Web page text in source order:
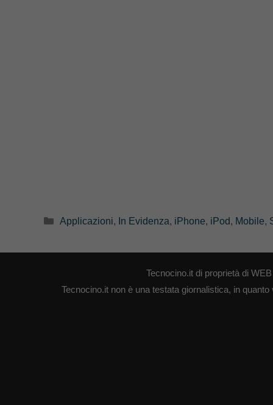
Categorie
Applicazioni, In Evidenza, iPhone, iPod, Mobile,
Tecnocino.it di proprietà di
Tecnocino.it non è una testata giornalistica, in